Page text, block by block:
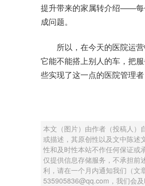
提升带来的家属转介绍——
成问题。
所以，在今天的医院运营
它能不能搭上别人的车，把
些实现了这一点的医院管理
本文（图片）由作者（投稿人）
或描述，其原创性以及文中陈述
性和及时性本站不作任何保证或
仅提供信息存储服务，不承担前
利，请在一个月内通知我们（文
535905836@qq.com，我们会